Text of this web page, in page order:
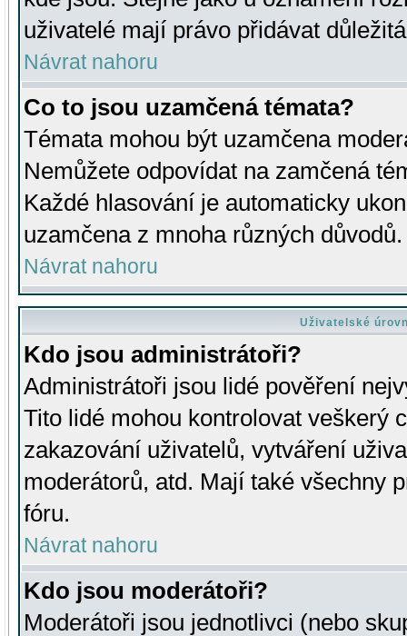
uživatelé mají právo přidávat
Návrat nahoru
Co to jsou uzamčená témata?
Témata mohou být uzamčena
Nemůžete odpovídat na zamčená
Každé hlasování je automaticky
uzamčena z mnoha různých důvodů.
Návrat nahoru
Uživatelské
Kdo jsou administrátoři?
Administrátoři jsou lidé pověření
Tito lidé mohou kontrolovat veškerý
zakazování uživatelů, vytváření
moderátorů, atd. Mají také všechny
fóru.
Návrat nahoru
Kdo jsou moderátoři?
Moderátoři jsou jednotlivci (nebo